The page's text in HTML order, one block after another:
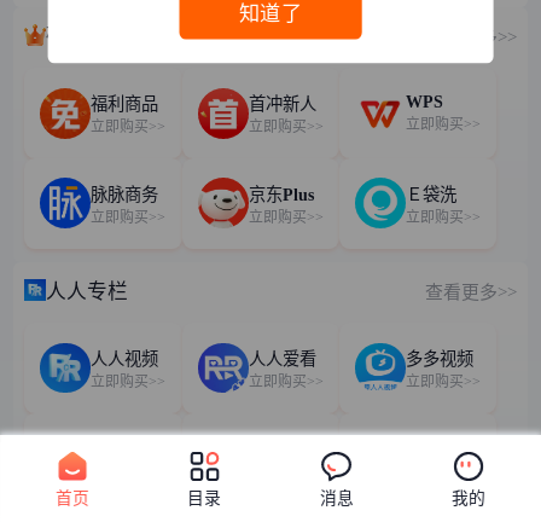
硬通好货 查看更多>>
福利商品
立即购买>>
首冲新人
立即购买>>
WPS
立即购买>>
脉脉商务
立即购买>>
京东Plus
立即购买>>
Ｅ袋洗
立即购买>>
人人专栏 查看更多>>
人人视频
立即购买>>
人人爱看
立即购买>>
多多视频
立即购买>>
立即购买>>
右果追剧
立即购买>>
知道了
首页 目录 消息 我的